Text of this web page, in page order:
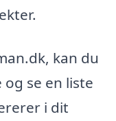
kan du
se en liste
i dit